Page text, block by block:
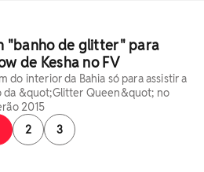
"banho de glitter" para
de Kesha no FV
do interior da Bahia só para assistir a
da &quot;Glitter Queen&quot; no
2015
2 3